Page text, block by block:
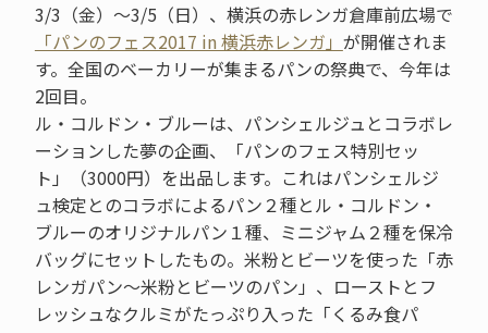
3/3（金）～3/5（日）、横浜の赤レンガ倉庫前広場で
「パンのフェス2017 in 横浜赤レンガ」 が開催されま
す。全国のベーカリーが集まるパンの祭典で、今年は
2回目。
ル・コルドン・ブルーは、パンシェルジュとコラボレ
ーションした夢の企画、「パンのフェス特別セッ
ト」（3000円）を出品します。これはパンシェルジ
ュ検定とのコラボによるパン２種とル・コルドン・
ブルーのオリジナルパン１種、ミニジャム２種を保冷
バッグにセットしたもの。米粉とビーツを使った「赤
レンガパン〜米粉とビーツのパン」、ローストとフ
レッシュなクルミがたっぷり入った「くるみ食パ